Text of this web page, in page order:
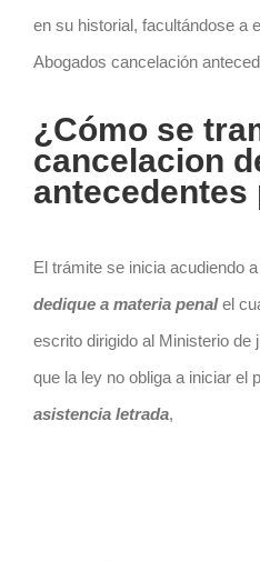
en su historial, facultándose a
Abogados cancelación
¿Cómo se
cancelacion
antecedentes
El trámite se inicia acudiendo
dedique a materia penalel
escrito dirigido al Ministerio de
que la ley no obliga a iniciar el
asistencia letrada,